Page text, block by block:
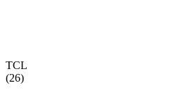
TCL
(26)